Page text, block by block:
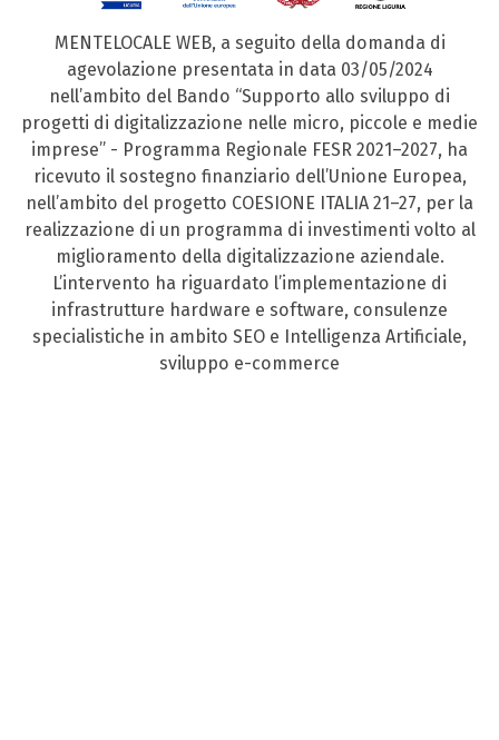
MENTELOCALE WEB, a seguito della domanda di
agevolazione presentata in data 03/05/2024
nell’ambito del Bando “Supporto allo sviluppo di
progetti di digitalizzazione nelle micro, piccole e medie
imprese” - Programma Regionale FESR 2021–2027, ha
ricevuto il sostegno finanziario dell’Unione Europea,
nell’ambito del progetto COESIONE ITALIA 21–27, per la
realizzazione di un programma di investimenti volto al
miglioramento della digitalizzazione aziendale.
L’intervento ha riguardato l’implementazione di
infrastrutture hardware e software, consulenze
specialistiche in ambito SEO e Intelligenza Artificiale,
sviluppo e-commerce